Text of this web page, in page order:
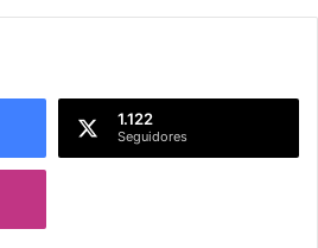
1.122
Seguidores